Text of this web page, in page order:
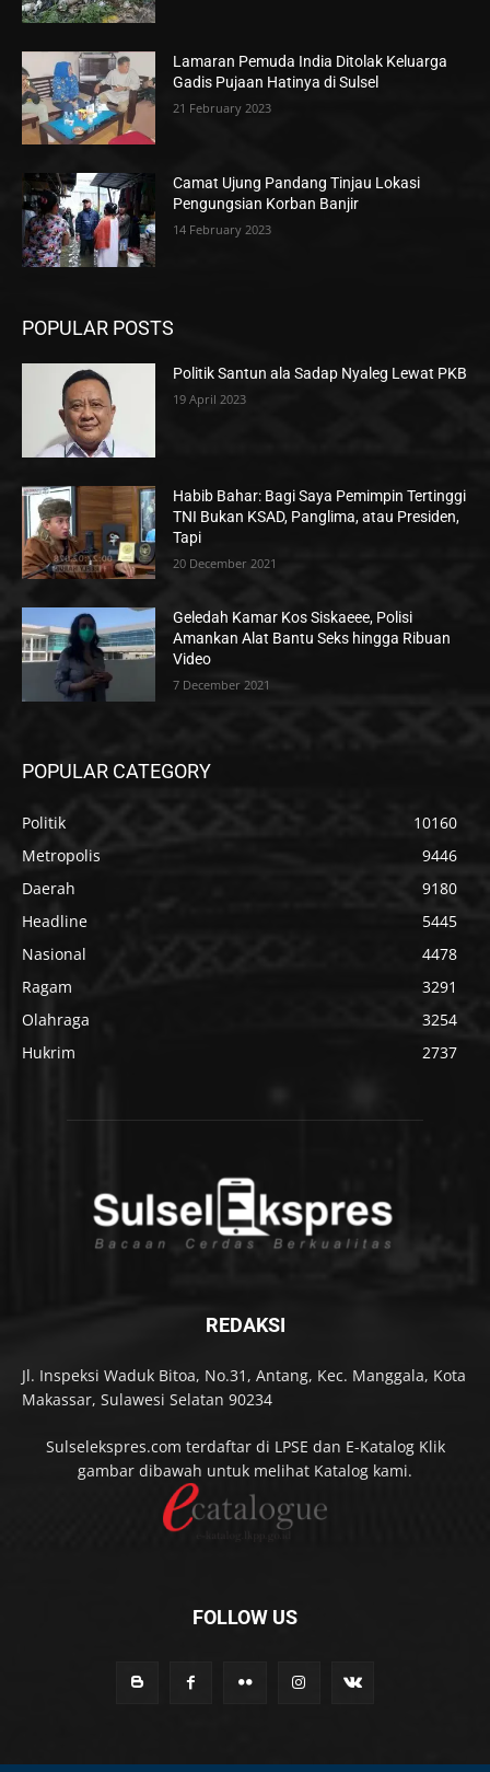
Lamaran Pemuda India Ditolak Keluarga
Gadis Pujaan Hatinya di Sulsel
21 February 2023
Camat Ujung Pandang Tinjau Lokasi
Pengungsian Korban Banjir
14 February 2023
POPULAR POSTS
Politik Santun ala Sadap Nyaleg Lewat PKB
19 April 2023
Habib Bahar: Bagi Saya Pemimpin Tertinggi
TNI Bukan KSAD, Panglima, atau Presiden,
Tapi
20 December 2021
Geledah Kamar Kos Siskaeee, Polisi
Amankan Alat Bantu Seks hingga Ribuan
Video
7 December 2021
POPULAR CATEGORY
Politik
10160
Metropolis
9446
Daerah
9180
Headline
5445
Nasional
4478
Ragam
3291
Olahraga
3254
Hukrim
2737
REDAKSI
Jl. Inspeksi Waduk Bitoa, No.31, Antang, Kec. Manggala, Kota
Makassar, Sulawesi Selatan 90234
Sulselekspres.com terdaftar di LPSE dan E-Katalog Klik
gambar dibawah untuk melihat Katalog kami.
FOLLOW US